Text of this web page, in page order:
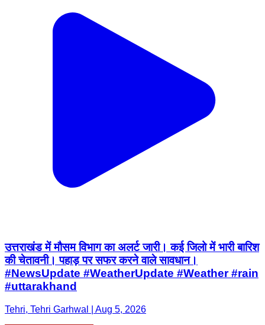
उत्तराखंड में मौसम विभाग का अलर्ट जारी। कई जिलो में भारी बारिश
की चेतावनी। पहाड़ पर सफर करने वाले सावधान।
#NewsUpdate #WeatherUpdate #Weather #rain
#uttarakhand
Tehri, Tehri Garhwal | Aug 5, 2026